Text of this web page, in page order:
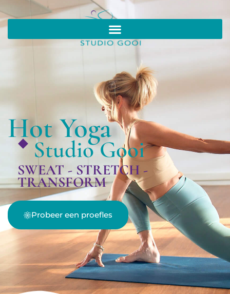
Hot Yoga
Studio Gooi
SWEAT - STRETCH -
TRANSFORM
Probeer een proefles